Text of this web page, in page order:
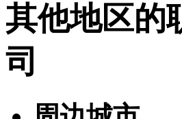
其他地区的
司